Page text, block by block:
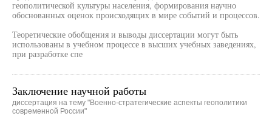
геополитической культуры населения, формирования научно
обоснованных оценок происходящих в мире событий и процессов.
Теоретические обобщения и выводы диссертации могут быть
использованы в учебном процессе в высших учебных заведениях,
при разработке спе
Заключение научной работы
диссертация на тему "Военно-стратегические аспекты геополитики
современной России"